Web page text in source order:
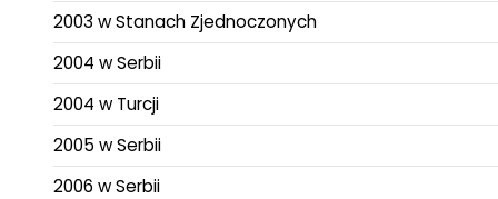
2003 w Stanach Zjednoczonych
2004 w Serbii
2004 w Turcji
2005 w Serbii
2006 w Serbii